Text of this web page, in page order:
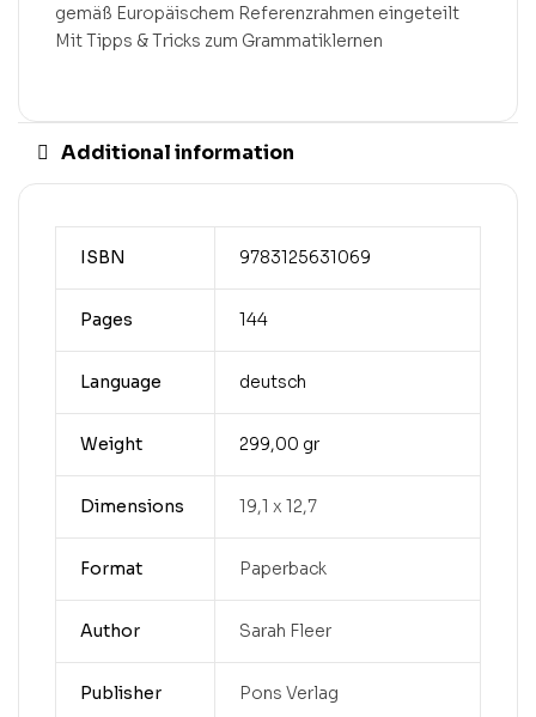
gemäß Europäischem Referenzrahmen eingeteilt
Mit Tipps & Tricks zum Grammatiklernen
Additional information
ISBN 9783125631069
Pages 144
Language deutsch
Weight 299,00 gr
Dimensions 19,1 x 12,7
Format Paperback
Author Sarah Fleer
Publisher Pons Verlag